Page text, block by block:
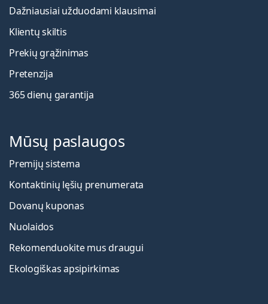
Dažniausiai užduodami klausimai
Klientų skiltis
Prekių grąžinimas
Pretenzija
365 dienų garantija
Mūsų paslaugos
Premijų sistema
Kontaktinių lęšių prenumerata
Dovanų kuponas
Nuolaidos
Rekomenduokite mus draugui
Ekologiškas apsipirkimas